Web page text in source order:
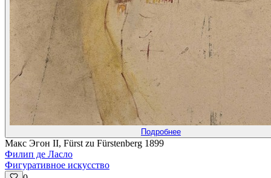
Подробнее
Макс Эгон II, Fürst zu Fürstenberg 1899
Филип де Ласло
Фигуративное искусство